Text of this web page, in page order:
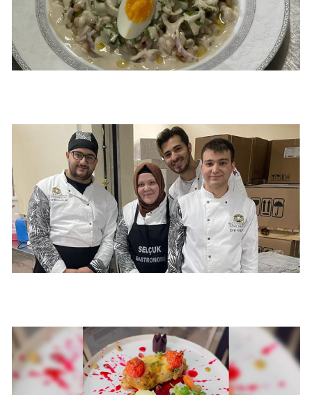
Eskişehir
Gaziantep
Giresun
Hakkari
Hatay
Isparta
Mersin
İstanbul
İzmir
Kayseri
Kırklareli